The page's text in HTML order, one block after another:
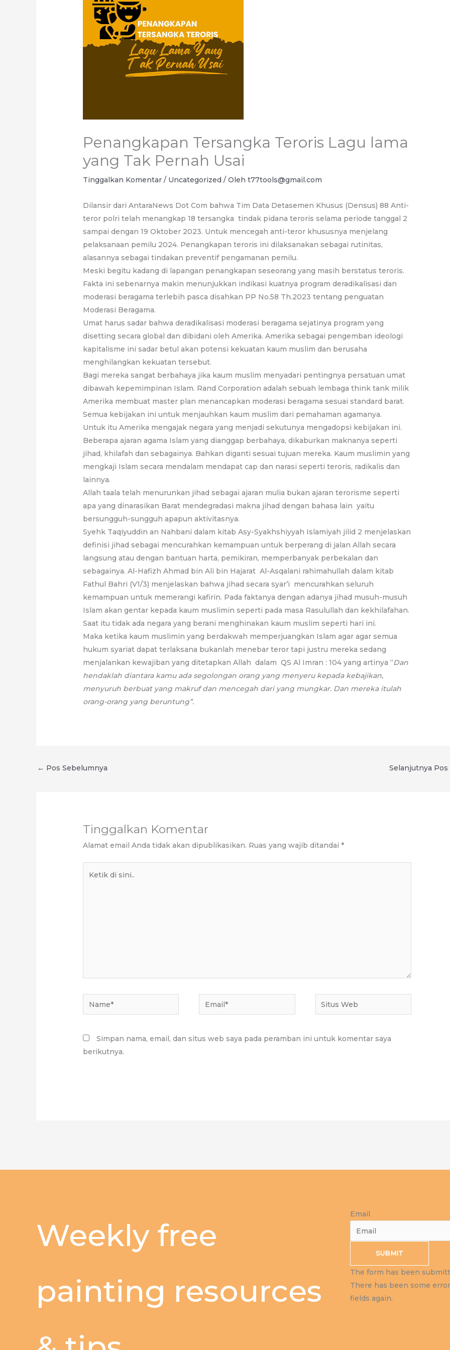
Penangkapan Tersangka Teroris Lagu lama
yang Tak Pernah Usai
Tinggalkan Komentar / Uncategorized / Oleht77tools@gmail.com
Dilansir dari AntaraNews Dot Com bahwa Tim Data Detasemen Khusus (Densus) 88 Anti-
teror polri telah menangkap 18 tersangka tindak pidana teroris selama periode tanggal 2
sampai dengan 19 Oktober 2023. Untuk mencegah anti-teror khususnya menjelang
pelaksanaan pemilu 2024. Penangkapan teroris ini dilaksanakan sebagai rutinitas,
alasannya sebagai tindakan preventif pengamanan pemilu.
Meski begitu kadang di lapangan penangkapan seseorang yang masih berstatus teroris.
Fakta ini sebenarnya makin menunjukkan indikasi kuatnya program deradikalisasi dan
moderasi beragama terlebih pasca disahkan PP No.58 Th.2023 tentang penguatan
Moderasi Beragama.
Umat harus sadar bahwa deradikalisasi moderasi beragama sejatinya program yang
disetting secara global dan dibidani oleh Amerika. Amerika sebagai pengemban ideologi
kapitalisme ini sadar betul akan potensi kekuatan kaum muslim dan berusaha
menghilangkan kekuatan tersebut.
Bagi mereka sangat berbahaya jika kaum muslim menyadari pentingnya persatuan umat
dibawah kepemimpinan Islam. Rand Corporation adalah sebuah lembaga think tank milik
Amerika membuat master plan menancapkan moderasi beragama sesuai standard barat.
Semua kebijakan ini untuk menjauhkan kaum muslim dari pemahaman agamanya.
Untuk itu Amerika mengajak negara yang menjadi sekutunya mengadopsi kebijakan ini.
Beberapa ajaran agama Islam yang dianggap berbahaya, dikaburkan maknanya seperti
jihad, khilafah dan sebagainya. Bahkan diganti sesuai tujuan mereka. Kaum muslimin yang
mengkaji Islam secara mendalam mendapat cap dan narasi seperti teroris, radikalis dan
lainnya.
Allah taala telah menurunkan jihad sebagai ajaran mulia bukan ajaran terorisme seperti
apa yang dinarasikan Barat mendegradasi makna jihad dengan bahasa lain yaitu
bersungguh-sungguh apapun aktivitasnya.
Syehk Taqiyuddin an Nahbani dalam kitab Asy-Syakhshiyyah Islamiyah jilid 2 menjelaskan
definisi jihad sebagai mencurahkan kemampuan untuk berperang di jalan Allah secara
langsung atau dengan bantuan harta, pemikiran, memperbanyak perbekalan dan
sebagainya. Al-Hafizh Ahmad bin Ali bin Hajarat Al-Asqalani rahimahullah dalam kitab
Fathul Bahri (V1/3) menjelaskan bahwa jihad secara syar’i mencurahkan seluruh
kemampuan untuk memerangi kafirin. Pada faktanya dengan adanya jihad musuh-musuh
Islam akan gentar kepada kaum muslimin seperti pada masa Rasulullah dan kekhilafahan.
Saat itu tidak ada negara yang berani menghinakan kaum muslim seperti hari ini.
Maka ketika kaum muslimin yang berdakwah memperjuangkan Islam agar agar semua
hukum syariat dapat terlaksana bukanlah menebar teror tapi justru mereka sedang
menjalankan kewajiban yang ditetapkan Allah dalam QS Al Imran : 104 yang artinya “Dan
hendaklah diantara kamu ada segolongan orang yang menyeru kepada kebajikan,
menyuruh berbuat yang makruf dan mencegah dari yang mungkar. Dan mereka itulah
orang-orang yang beruntung”.
← Pos Sebelumnya Selanjutnya Pos
Tinggalkan Komentar
Alamat email Anda tidak akan dipublikasikan. Ruas yang wajib ditandai *
Name* Email*
Situs
Web
Simpan nama, email, dan situs web saya pada peramban ini untuk komentar saya
berikutnya.
Weekly free
painting resources
Email
SUBMIT
The form has been
There has been some
fields again.